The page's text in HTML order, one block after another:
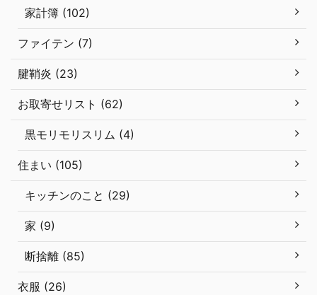
家計簿 (102)
ファイテン (7)
腱鞘炎 (23)
お取寄せリスト (62)
黒モリモリスリム (4)
住まい (105)
キッチンのこと (29)
家 (9)
断捨離 (85)
衣服 (26)